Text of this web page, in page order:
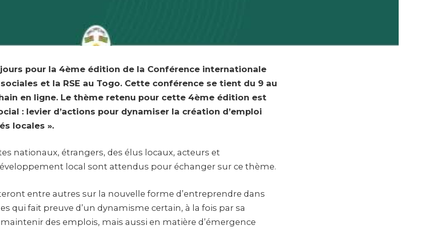
pour la 4ème édition de la Conférence internationale
et la RSE au Togo. Cette conférence se tient du 9 au
en ligne. Le thème retenu pour cette 4ème édition est
: levier d’actions pour dynamiser la création d’emploi
locales ».
nationaux, étrangers, des élus locaux, acteurs et
local sont attendus pour échanger sur ce thème.
entre autres sur la nouvelle forme d’entreprendre dans
qui fait preuve d’un dynamisme certain, à la fois par sa
des emplois, mais aussi en matière d’émergence